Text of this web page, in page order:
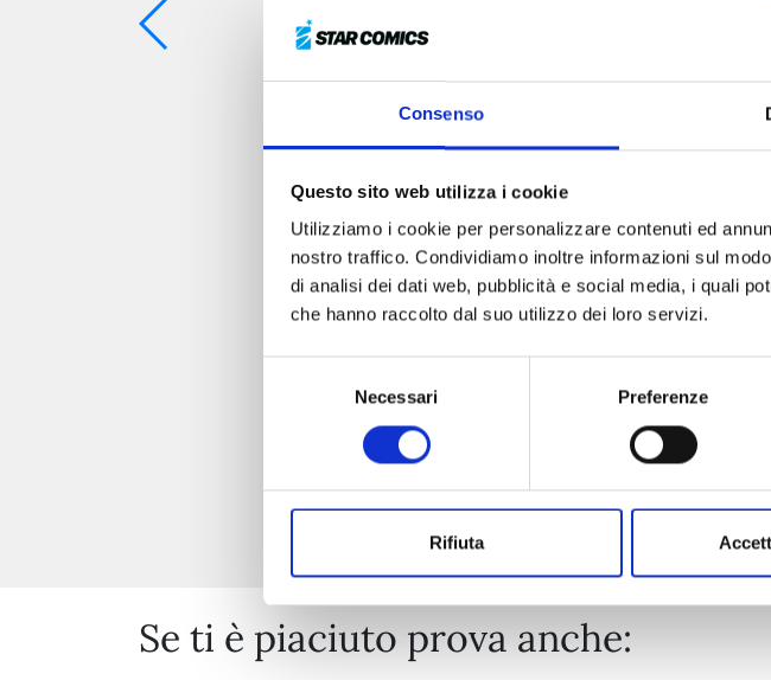
Consenso
Questo sito web utilizza i cookie
Utilizziamo i cookie per personalizzare contenuti ed
nostro traffico. Condividiamo inoltre informazioni sul
di analisi dei dati web, pubblicità e social media, i quali
che hanno raccolto dal suo utilizzo dei loro servizi.
Necessari Preferenze
Rifiuta
€ 5,90
Se ti è piaciuto prova anche: